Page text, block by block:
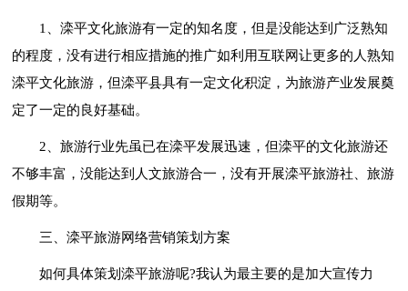
1、滦平文化旅游有一定的知名度，但是没能达到广泛熟知
的程度，没有进行相应措施的推广如利用互联网让更多的人熟知
滦平文化旅游，但滦平县具有一定文化积淀，为旅游产业发展奠
定了一定的良好基础。
2、旅游行业先虽已在滦平发展迅速，但滦平的文化旅游还
不够丰富，没能达到人文旅游合一，没有开展滦平旅游社、旅游
假期等。
三、滦平旅游网络营销策划方案
如何具体策划滦平旅游呢?我认为最主要的是加大宣传力